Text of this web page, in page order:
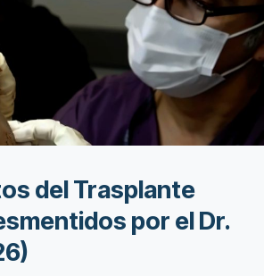
del Trasplante
por el Dr.